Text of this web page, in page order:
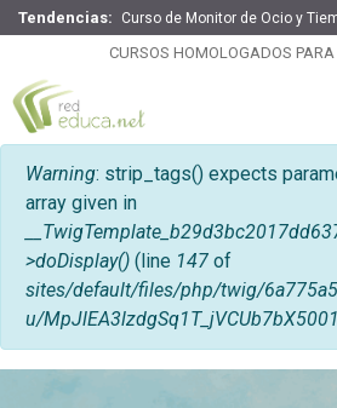
Tendencias: Curso de Monitor de Ocio y
CURSOS HOMOLOGADOS PARA
Mensaje de error
Warning: strip_tags() expects
array given in
>doDisplay() (line 147 of
sites/default/files/php/twig/
u/